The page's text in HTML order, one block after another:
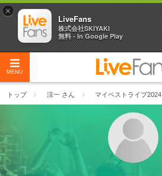
MENU
トップ 涼一 さん マイベストライブ2024
×
LiveFans
株式会社SKIYAKI
無料 - In Google Play